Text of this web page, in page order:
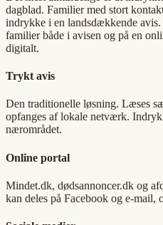
dagblad. Familier med stort
indrykke i en landsdækkende
familier både i avisen og på en
digitalt.
Trykt avis
Den traditionelle løsning. Læses
opfanges af lokale netværk.
nærområdet.
Online portal
Mindet.dk, dødsannoncer.dk og
kan deles på Facebook og e-mail,